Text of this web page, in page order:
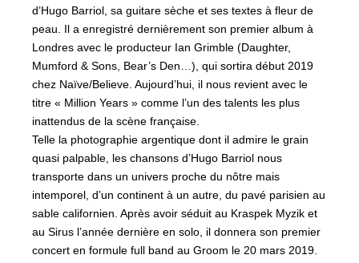
d’Hugo Barriol, sa guitare sèche et ses textes à fleur de
peau. Il a enregistré dernièrement son premier album à
Londres avec le producteur Ian Grimble (Daughter,
Mumford & Sons, Bear’s Den…), qui sortira début 2019
chez Naïve/Believe. Aujourd’hui, il nous revient avec le
titre « Million Years » comme l’un des talents les plus
inattendus de la scène française.
Telle la photographie argentique dont il admire le grain
quasi palpable, les chansons d’Hugo Barriol nous
transporte dans un univers proche du nôtre mais
intemporel, d’un continent à un autre, du pavé parisien au
sable californien. Après avoir séduit au Kraspek Myzik et
au Sirus l’année dernière en solo, il donnera son premier
concert en formule full band au Groom le 20 mars 2019.